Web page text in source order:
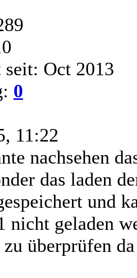
Oct 2013
0
11:22
nachsehen
das laden
und
nicht geladen
überprüfen